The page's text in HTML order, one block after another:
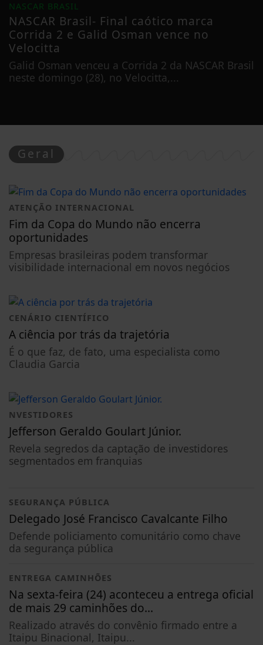
NASCAR BRASIL
NASCAR Brasil- Final caótico marca
Corrida 2 e Galid Osman vence no
Velocitta
Galid Osman venceu a Corrida 2 da NASCAR Brasil
neste domingo (28), no Velocitta,...
Geral
ATENÇÃO INTERNACIONAL
Fim da Copa do Mundo não encerra
oportunidades
Empresas brasileiras podem transformar
visibilidade internacional em novos negócios
CENÁRIO CIENTÍFICO
A ciência por trás da trajetória
É o que faz, de fato, uma especialista como
Claudia Garcia
NVESTIDORES
Jefferson Geraldo Goulart Júnior.
Revela segredos da captação de investidores
segmentados em franquias
SEGURANÇA PÚBLICA
Delegado José Francisco Cavalcante Filho
Defende policiamento comunitário como chave
da segurança pública
ENTREGA CAMINHÕES
Na sexta-feira (24) aconteceu a entrega oficial
de mais 29 caminhões do...
Realizado através do convênio firmado entre a
Itaipu Binacional, Itaipu...